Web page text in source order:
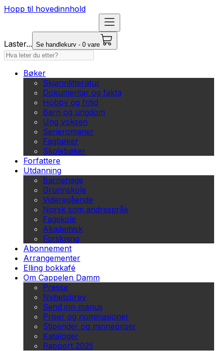
Hopp til hovedinnhold
Laster... Se handlekurv - 0 vare
Bøker
Skjønnlitteratur
Dokumentar og fakta
Hobby og fritid
Barn og ungdom
Ung voksen
Serieromaner
Fagbøker
Skolebøker
Forfattere
Utdanning
Barnehage
Grunnskole
Videregående
Norsk som andrespråk
Fagskole
Akademisk
Forskning
Abonnement
Arrangementer
Elling bokkafé
Om Cappelen Damm
Presse
Nyhetsbrev
Send inn manus
Priser og nominasjoner
Stipender og minnepriser
Kataloger
Rapport 2025